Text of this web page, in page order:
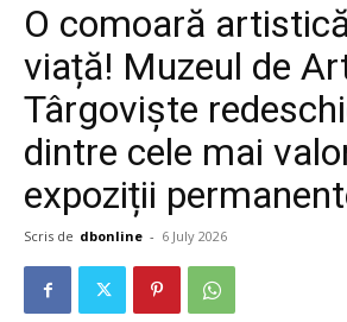
O comoară
viață! Muzeul de
Târgoviște
dintre cele mai
expoziții
Scris de dbonline - 6 July 2026